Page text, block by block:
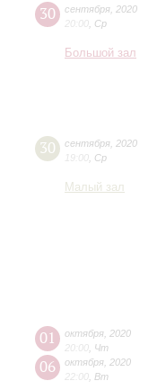
30 сентября 2020
20:00 Ср
Большой зал
30 сентября 2020
19:00 Ср
Малый зал
01 октября 2020
20:00 Чт
06 октября 2020
22:00 Вт